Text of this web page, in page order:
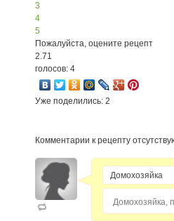
3
4
5
Пожалуйста, оцените рецепт
2.71
голосов: 4
Уже поделились: 2
Комментарии к рецепту
Домохозяйка,